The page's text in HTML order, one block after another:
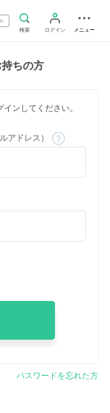
検索
ログイン メニュー
ちの方
ンしてください。
アドレス）
パスワードを忘れた方